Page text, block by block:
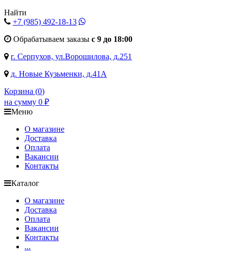
Найти
+7 (985) 492-18-13
Обрабатываем заказы с 9 до 18:00
г. Серпухов, ул.Ворошилова, д.251
д. Новые Кузьменки, д.41А
Корзина (0)
на сумму 0 ₽
Меню
О магазине
Доставка
Оплата
Вакансии
Контакты
Каталог
О магазине
Доставка
Оплата
Вакансии
Контакты
...